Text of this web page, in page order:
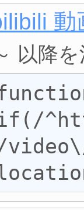
動
以降を